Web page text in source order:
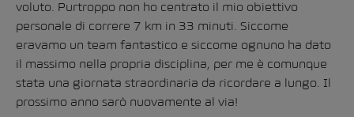
voluto. Purtroppo non ho centrato il mio obiettivo
personale di correre 7 km in 33 minuti. Siccome
eravamo un team fantastico e siccome ognuno ha dato
il massimo nella propria disciplina, per me è comunque
stata una giornata straordinaria da ricordare a lungo. Il
prossimo anno sarò nuovamente al via!